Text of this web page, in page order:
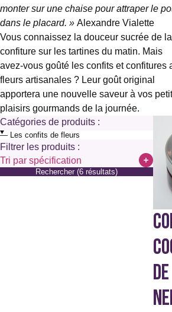
monter sur une chaise pour attraper le
dans le placard. » Alexandre Vialette
Vous connaissez la douceur sucrée de la
confiture sur les tartines du matin. Mais
avez-vous goûté les confits et confitures
fleurs artisanales ? Leur goût original
apportera une nouvelle saveur à vos
plaisirs gourmands de la journée.
Catégories de produits :
Filtrer les produits :
Tri par spécification
Sans alcoolRechercher (6 résultats)
DE